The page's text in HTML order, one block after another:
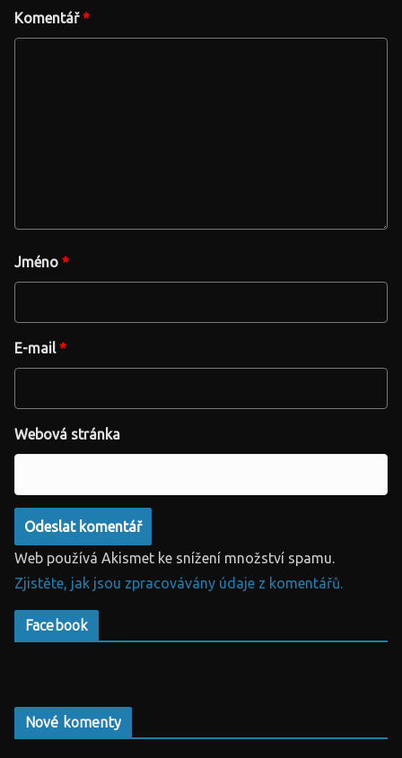
Komentář*
Jméno *
E-mail*
Webová stránka
Web používá Akismet ke snížení množství spamu.
Zjistěte, jak jsou zpracovávány údaje z komentářů.
Facebook
Nové komenty